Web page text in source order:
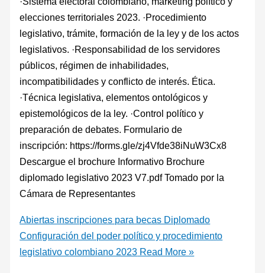
elecciones territoriales 2023. ·Procedimiento
legislativo, trámite, formación de la ley y de los actos
legislativos. ·Responsabilidad de los servidores
públicos, régimen de inhabilidades,
incompatibilidades y conflicto de interés. Ética.
·Técnica legislativa, elementos ontológicos y
epistemológicos de la ley. ·Control político y
preparación de debates. Formulario de
inscripción: https://forms.gle/zj4Vfde38iNuW3Cx8
Descargue el brochure Informativo Brochure
diplomado legislativo 2023 V7.pdf Tomado por la
Cámara de Representantes
Abiertas inscripciones para becas Diplomado
Configuración del poder político y procedimiento
legislativo colombiano 2023 Read More »